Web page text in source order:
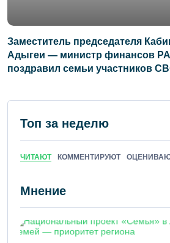
Заместитель председателя
Адыгеи — министр финансов
поздравил семьи участников
Топ за неделю
ЧИТАЮТ КОММЕНТИРУЮТ
Мнение